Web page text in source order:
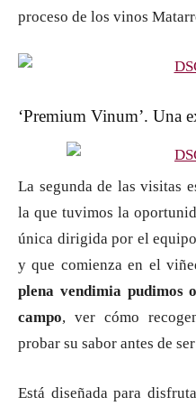
proceso de los vinos
‘Premium Vinum’. Una
La segunda de las visitas
la que tuvimos la
única dirigida por el
y que comienza en el
plena vendimia pudimos
campo, ver cómo
probar su sabor antes de
Está diseñada para